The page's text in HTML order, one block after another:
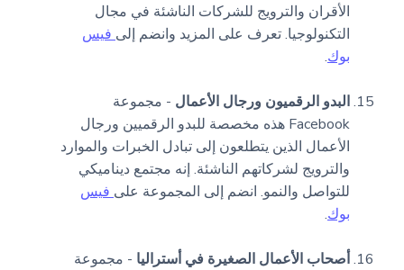
الأقران والترويج للشركات الناشئة في مجال
التكنولوجيا. تعرف على المزيد وانضم إلى فيس
بوك.
البدو الرقميون ورجال الأعمال - مجموعة
Facebook هذه مخصصة للبدو الرقميين ورجال
الأعمال الذين يتطلعون إلى تبادل الخبرات والموارد
والترويج لشركاتهم الناشئة. إنه مجتمع ديناميكي
للتواصل والنمو. انضم إلى المجموعة على فيس
بوك.
أصحاب الأعمال الصغيرة في أستراليا - مجموعة